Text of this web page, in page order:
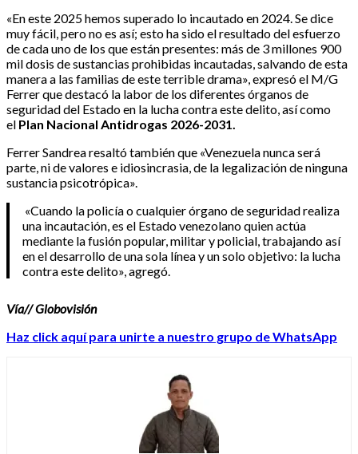
«En este 2025 hemos superado lo incautado en 2024. Se dice
muy fácil, pero no es así; esto ha sido el resultado del esfuerzo
de cada uno de los que están presentes: más de 3 millones 900
mil dosis de sustancias prohibidas incautadas, salvando de esta
manera a las familias de este terrible drama», expresó el M/G
Ferrer que destacó la labor de los diferentes órganos de
seguridad del Estado en la lucha contra este delito, así como
el Plan Nacional Antidrogas 2026-2031.
Ferrer Sandrea resaltó también que «Venezuela nunca será
parte, ni de valores e idiosincrasia, de la legalización de ninguna
sustancia psicotrópica».
«Cuando la policía o cualquier órgano de seguridad realiza
una incautación, es el Estado venezolano quien actúa
mediante la fusión popular, militar y policial, trabajando así
en el desarrollo de una sola línea y un solo objetivo: la lucha
contra este delito», agregó.
Vía// Globovisión
Haz click aquí para unirte a nuestro grupo de WhatsApp